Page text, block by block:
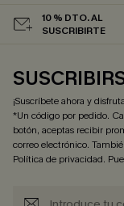
10 % DTO. AL
SUSCRIBIRTE
¡Suscríbete ahora y
*Un código por pedido.
botón, aceptas recibir
correo electrónico.
Política de privacidad.